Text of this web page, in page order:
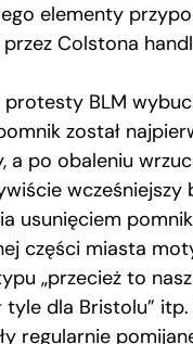
elementy
Colstona
BLM
został
a po obaleniu
wcześniejszy
usunięciem
części miasta
„przecież to
tyle dla Bristolu”
regularnie